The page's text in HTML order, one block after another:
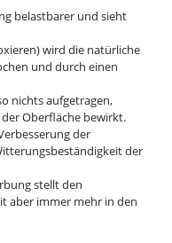
belastbarer und sieht
wird die natürliche
und durch einen
nichts aufgetragen,
Oberfläche bewirkt.
der
der
stellt den
aber immer mehr in den